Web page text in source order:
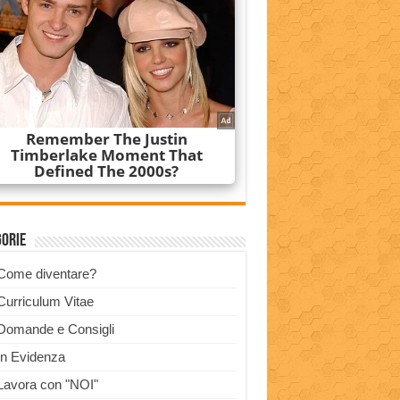
diventare?
Vitae
e Consigli
Evidenza
con "NOI"